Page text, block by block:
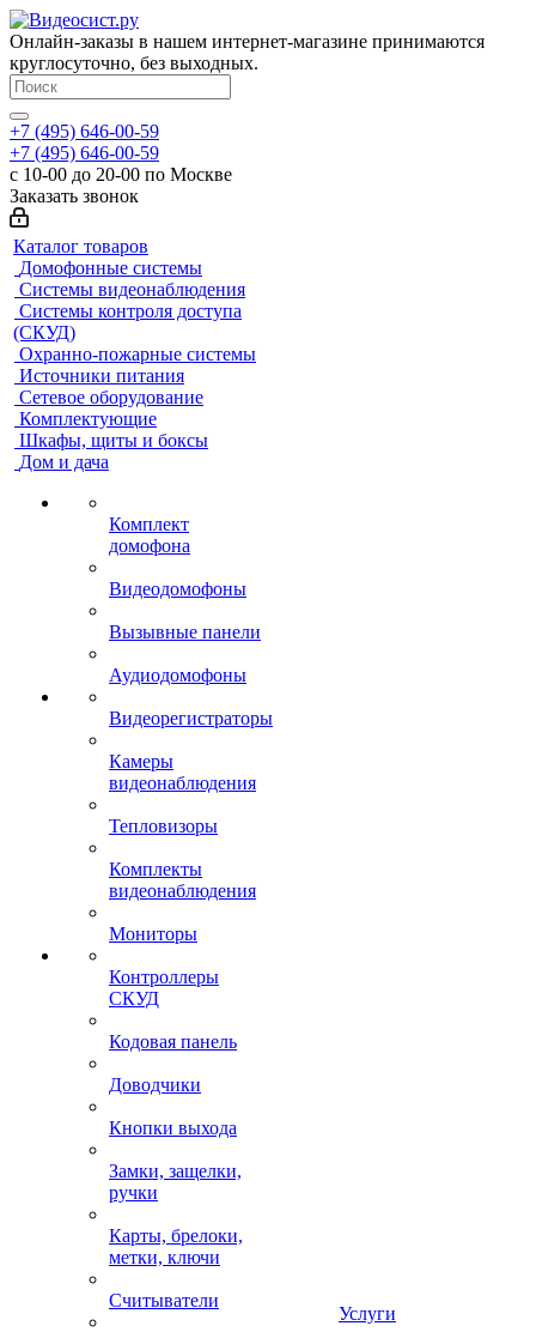
Онлайн-заказы в нашем интернет-магазине принимаются
круглосуточно, без выходных.
+7 (495) 646-00-59
+7 (495) 646-00-59
с 10-00 до 20-00 по Москве
Заказать звонок
Каталог товаров
Домофонные системы
Системы видеонаблюдения
Системы контроля доступа
(СКУД)
Охранно-пожарные системы
Источники питания
Сетевое оборудование
Комплектующие
Шкафы, щиты и боксы
Дом и дача
Комплект
домофона
Видеодомофоны
Вызывные панели
Аудиодомофоны
Видеорегистраторы
Камеры
видеонаблюдения
Тепловизоры
Комплекты
видеонаблюдения
Мониторы
Контроллеры
СКУД
Кодовая панель
Доводчики
Кнопки выхода
Замки, защелки,
ручки
Карты, брелоки,
метки, ключи
Считыватели
Услуги